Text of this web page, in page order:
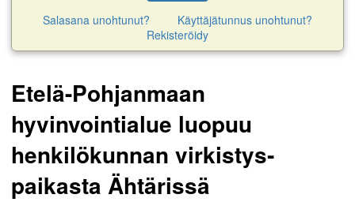
Etelä-Pohjanmaan
hyvinvointialue luopuu
henkilökunnan virkistys­
paikasta Ähtärissä
Salasana unohtunut?
Käyttäjätunnus unohtunut?
Rekisteröidy